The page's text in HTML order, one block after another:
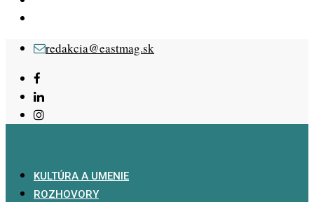
Skip
content
redakcia@eastmag.sk
KULTÚRA A UMENIE
ROZHOVORY